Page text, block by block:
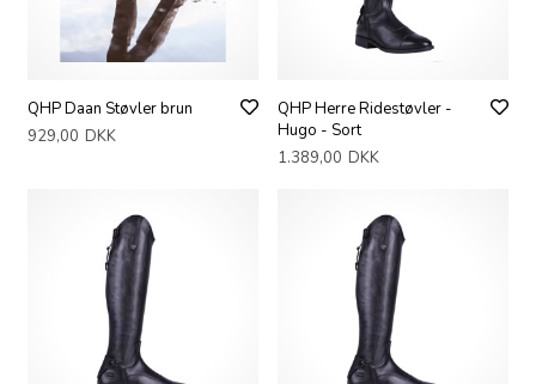
QHP Daan Støvler brun
929,00 DKK
QHP Herre Ridestøvler -
Hugo - Sort
1.389,00 DKK